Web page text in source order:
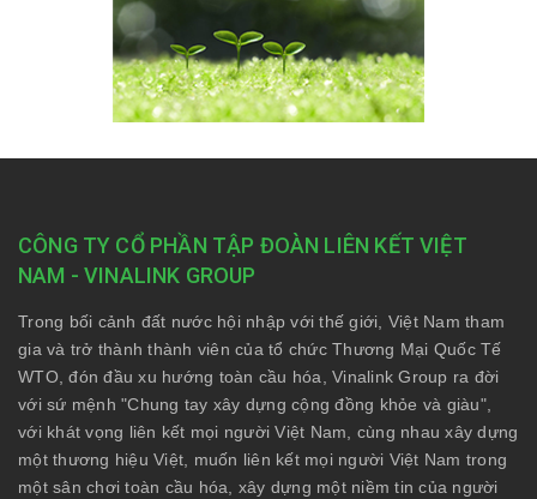
CÔNG TY CỔ PHẦN TẬP ĐOÀN LIÊN KẾT VIỆT
NAM - VINALINK GROUP
Trong bối cảnh đất nước hội nhập với thế giới, Việt Nam tham
gia và trở thành thành viên của tổ chức Thương Mại Quốc Tế
WTO, đón đầu xu hướng toàn cầu hóa, Vinalink Group ra đời
với sứ mệnh "Chung tay xây dựng cộng đồng khỏe và giàu",
với khát vọng liên kết mọi người Việt Nam, cùng nhau xây dựng
một thương hiệu Việt, muốn liên kết mọi người Việt Nam trong
một sân chơi toàn cầu hóa, xây dựng một niềm tin của người